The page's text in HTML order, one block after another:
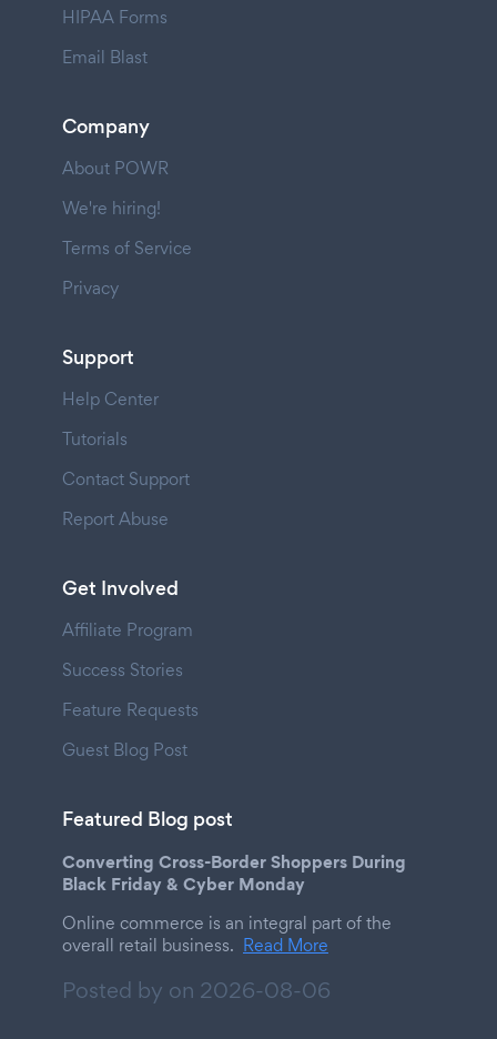
HIPAA Forms
Email Blast
Company
About POWR
We're hiring!
Terms of Service
Privacy
Support
Help Center
Tutorials
Contact Support
Report Abuse
Get Involved
Affiliate Program
Success Stories
Feature Requests
Guest Blog Post
Featured Blog post
Converting Cross-Border Shoppers During
Black Friday & Cyber Monday
Online commerce is an integral part of the
overall retail business. Read More
Posted by on 2026-08-06